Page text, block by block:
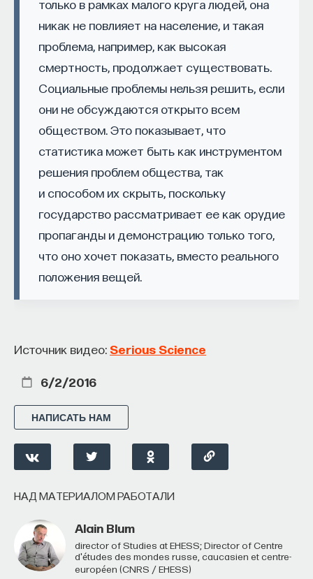
только в рамках малого круга людей, она
никак не повлияет на население, и такая
проблема, например, как высокая
смертность, продолжает существовать.
Социальные проблемы нельзя решить, если
они не обсуждаются открыто всем
обществом. Это показывает, что
статистика может быть как инструментом
решения проблем общества, так
и способом их скрыть, поскольку
государство рассматривает ее как орудие
пропаганды и демонстрацию только того,
что оно хочет показать, вместо реального
положения вещей.
Источник видео:Serious Science
6/2/2016
НАПИСАТЬ НАМ
НАД МАТЕРИАЛОМ РАБОТАЛИ
Alain Blum
Director of Studies at EHESS; Director of Centre
d'études des mondes russe, caucasien et centre-
européen (CNRS / EHESS)
ПостНаука
команда ПостНауки
Сения Долгачева
редактор ПостНауки
ТЕХНОЛОГИИ
644 публикации
НАУКА БИОТЕХНОЛОГИИ
ПРОГРАММНАЯ ИНЖЕНЕРИЯ
Что такое партнёрский материал?